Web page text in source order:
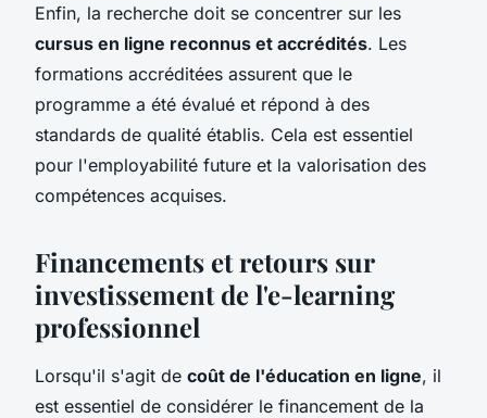
Enfin, la recherche doit se concentrer sur les
cursus en ligne reconnus et accrédités. Les
formations accréditées assurent que le
programme a été évalué et répond à des
standards de qualité établis. Cela est essentiel
pour l'employabilité future et la valorisation des
compétences acquises.
Financements et retours sur
investissement de l'e-learning
professionnel
Lorsqu'il s'agit de coût de l'éducation en ligne, il
est essentiel de considérer le financement de la